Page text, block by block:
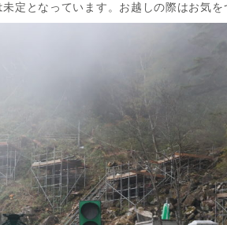
定となっています。お越しの際はお気を